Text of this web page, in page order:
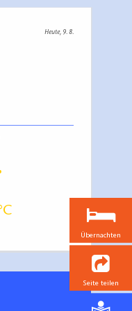
Heute, 9. 8.
Übernachten
Seite teilen